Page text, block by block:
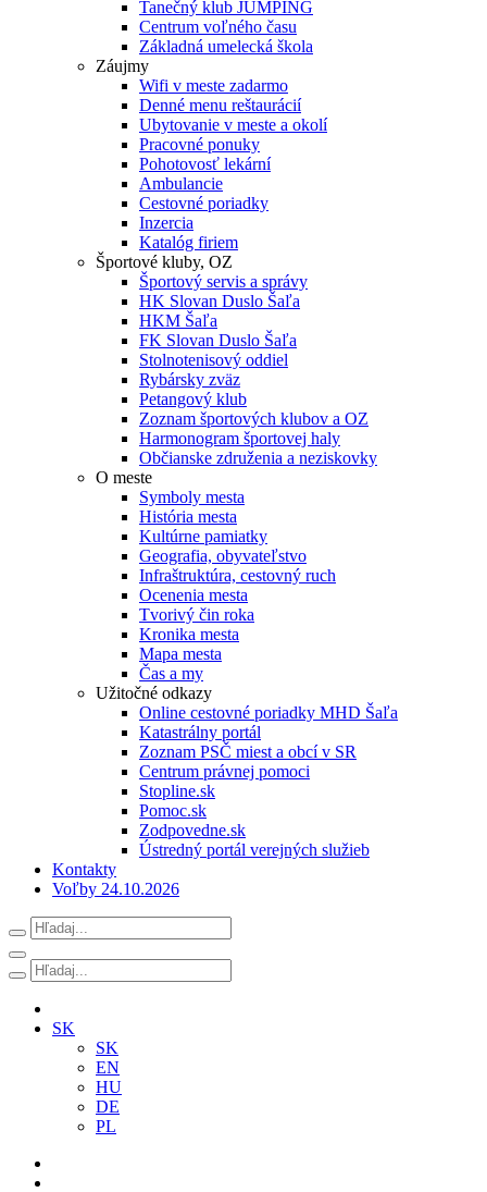
Tanečný klub JUMPING
Centrum voľného času
Základná umelecká škola
Záujmy
Wifi v meste zadarmo
Denné menu reštaurácií
Ubytovanie v meste a okolí
Pracovné ponuky
Pohotovosť lekární
Ambulancie
Cestovné poriadky
Inzercia
Katalóg firiem
Športové kluby, OZ
Športový servis a správy
HK Slovan Duslo Šaľa
HKM Šaľa
FK Slovan Duslo Šaľa
Stolnotenisový oddiel
Rybársky zväz
Petangový klub
Zoznam športových klubov a OZ
Harmonogram športovej haly
Občianske združenia a neziskovky
O meste
Symboly mesta
História mesta
Kultúrne pamiatky
Geografia, obyvateľstvo
Infraštruktúra, cestovný ruch
Ocenenia mesta
Tvorivý čin roka
Kronika mesta
Mapa mesta
Čas a my
Užitočné odkazy
Online cestovné poriadky MHD Šaľa
Katastrálny portál
Zoznam PSČ miest a obcí v SR
Centrum právnej pomoci
Stopline.sk
Pomoc.sk
Zodpovedne.sk
Ústredný portál verejných služieb
Kontakty
Voľby 24.10.2026
SK
SK
EN
HU
DE
PL